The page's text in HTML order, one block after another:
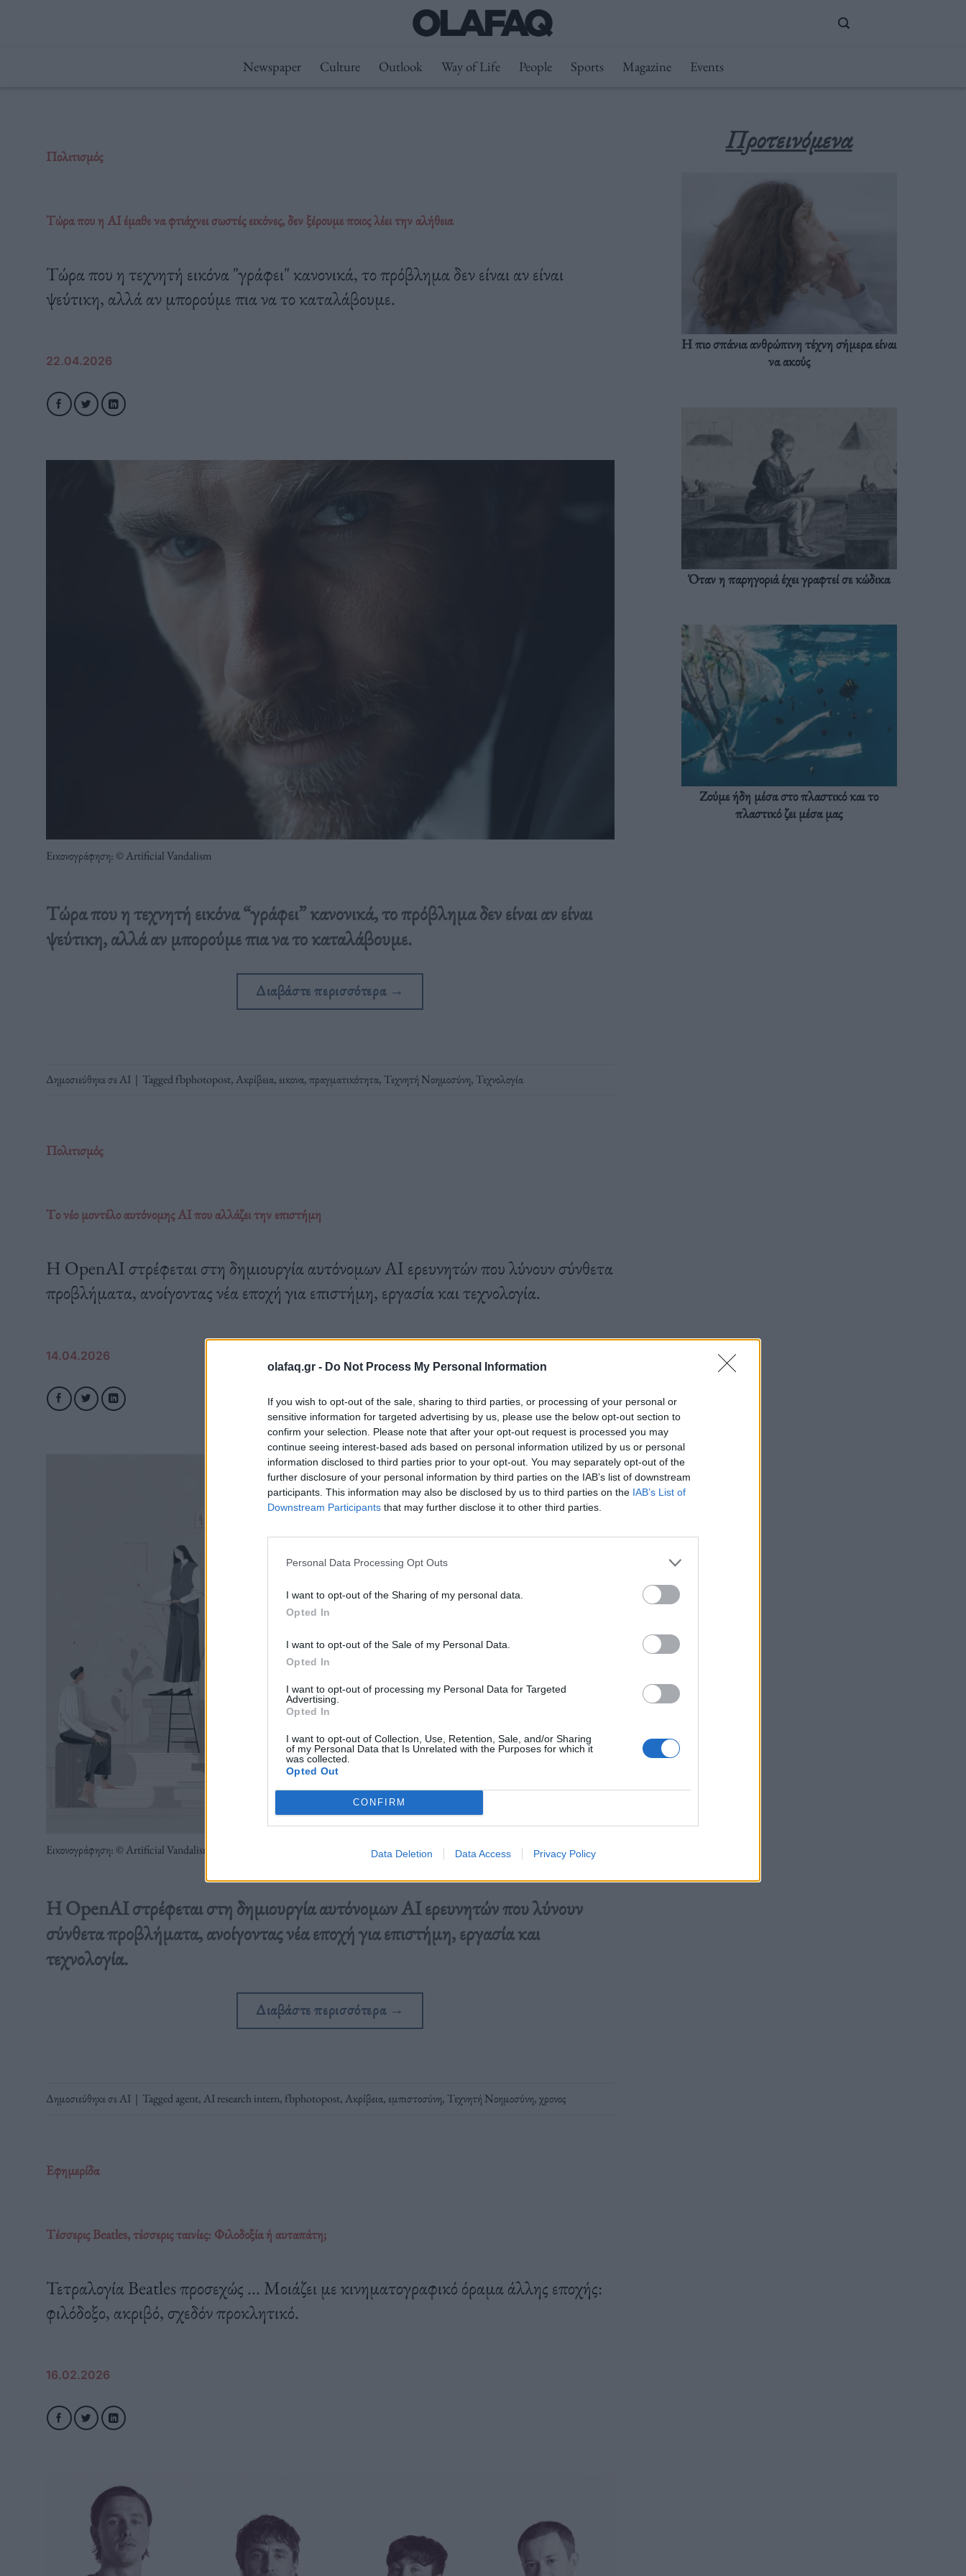
olafaq.gr - Do Not Process My Personal Information
If you wish to opt-out of the sale, sharing to third parties, or processing of your personal or
sensitive information for targeted advertising by us, please use the below opt-out section to
confirm your selection. Please note that after your opt-out request is processed you may
continue seeing interest-based ads based on personal information utilized by us or personal
information disclosed to third parties prior to your opt-out. You may separately opt-out of the
further disclosure of your personal information by third parties on the IAB’s list of downstream
participants. This information may also be disclosed by us to third parties on the IAB’s List of
Downstream Participants that may further disclose it to other third parties.
Personal Data Processing Opt Outs
I want to opt-out of the Sharing of my personal data.
Opted In
I want to opt-out of the Sale of my Personal Data.
Opted In
I want to opt-out of processing my Personal Data for Targeted
Advertising.
Opted In
I want to opt-out of Collection, Use, Retention, Sale, and/or Sharing
of my Personal Data that Is Unrelated with the Purposes for which it
was collected.
Opted Out
CONFIRM
Data Deletion Data Access Privacy Policy
Newspaper Culture Outlook Way of Life People Sports Magazine Events
Πολιτισμός
Τώρα που η ΑΙ έμαθε να φτιάχνει σωστές εικόνες, δεν ξέρουμε ποιος λέει την αλήθεια
Τώρα που η τεχνητή εικόνα "γράφει" κανονικά, το πρόβλημα δεν είναι αν είναι
ψεύτικη, αλλά αν μπορούμε πια να το καταλάβουμε.
22.04.2026
Εικονογράφηση: © Artificial Vandalism
Τώρα που η τεχνητή εικόνα “γράφει” κανονικά, το πρόβλημα δεν είναι αν είναι
ψεύτικη, αλλά αν μπορούμε πια να το καταλάβουμε.
Διαβάστε περισσότερα →
Δημοσιεύθηκε σεΑΙ | Taggedfbphotopost,Ακρίβεια, εικονα,πραγματικότητα, Τεχνητή Νοημοσύνη, Τεχνολογία
Πολιτισμός
Tο νέο μοντέλο αυτόνομης AI που αλλάζει την επιστήμη
Η OpenAI στρέφεται στη δημιουργία αυτόνομων AI ερευνητών που λύνουν σύνθετα
προβλήματα, ανοίγοντας νέα εποχή για επιστήμη, εργασία και τεχνολογία.
14.04.2026
Εικονογράφηση: © Artificial Vandalism
Η OpenAI στρέφεται στη δημιουργία αυτόνομων AI ερευνητών που λύνουν
σύνθετα προβλήματα, ανοίγοντας νέα εποχή για επιστήμη, εργασία και
τεχνολογία.
Διαβάστε περισσότερα →
Δημοσιεύθηκε σεΑΙ | Taggedagent,AI research intern, fbphotopost,Ακρίβεια, εμπιστοσύνη, Τεχνητή Νοημοσύνη,χρονος
Εφημερίδα
Τέσσερις Beatles, τέσσερις ταινίες: Φιλοδοξία ή αυταπάτη;
Τετραλογία Beatles προσεχώς ... Μοιάζει με κινηματογραφικό όραμα άλλης εποχής:
φιλόδοξο, ακριβό, σχεδόν προκλητικό.
16.02.2026
Προτεινόμενα
Η πιο σπάνια ανθρώπινη τέχνη σήμερα είναι
να ακούς
Όταν η παρηγοριά έχει γραφτεί σε κώδικα
Ζούμε ήδη μέσα στο πλαστικό και το
πλαστικό ζει μέσα μας